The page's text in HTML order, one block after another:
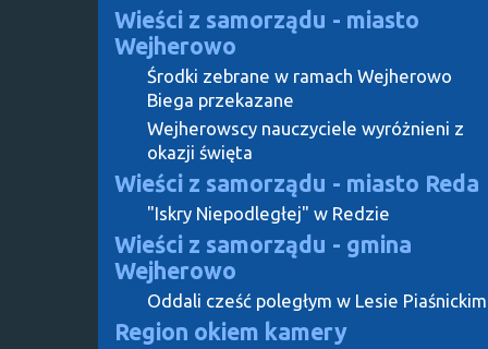
Wieści z samorządu - miasto
Wejherowo
Środki zebrane w ramach Wejherowo
Biega przekazane
Wejherowscy nauczyciele wyróżnieni z
okazji święta
Wieści z samorządu - miasto Reda
"Iskry Niepodległej" w Redzie
Wieści z samorządu - gmina
Wejherowo
Oddali cześć poległym w Lesie Piaśnickim
Region okiem kamery